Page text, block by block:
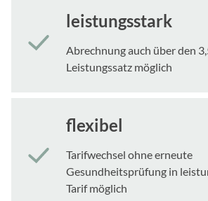
leistungsstark
Abrechnung auch über den
Leistungssatz möglich
flexibel
Tarifwechsel ohne erneute
Gesundheitsprüfung in
Tarif möglich